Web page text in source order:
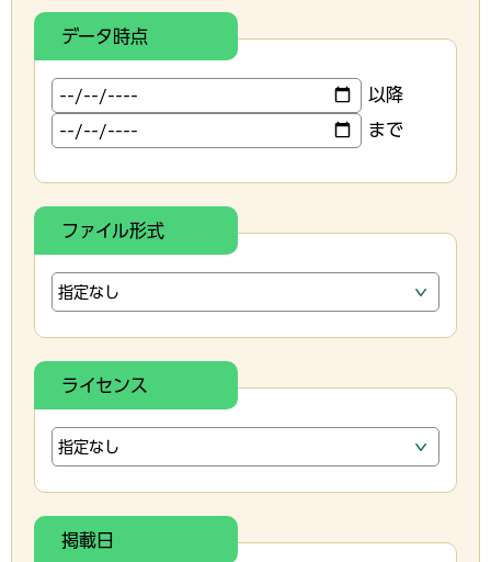
データ時点
以降
まで
ファイル形式
ライセンス
掲載日